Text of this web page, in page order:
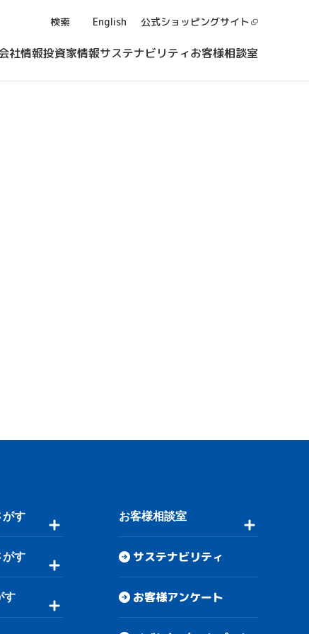
検索 English 公式ショッピングサイト
社情報投資家情報サステナビリティお客様相談室
がす
がす
す
お客様相談室
サステナビリティ
お客様アンケート